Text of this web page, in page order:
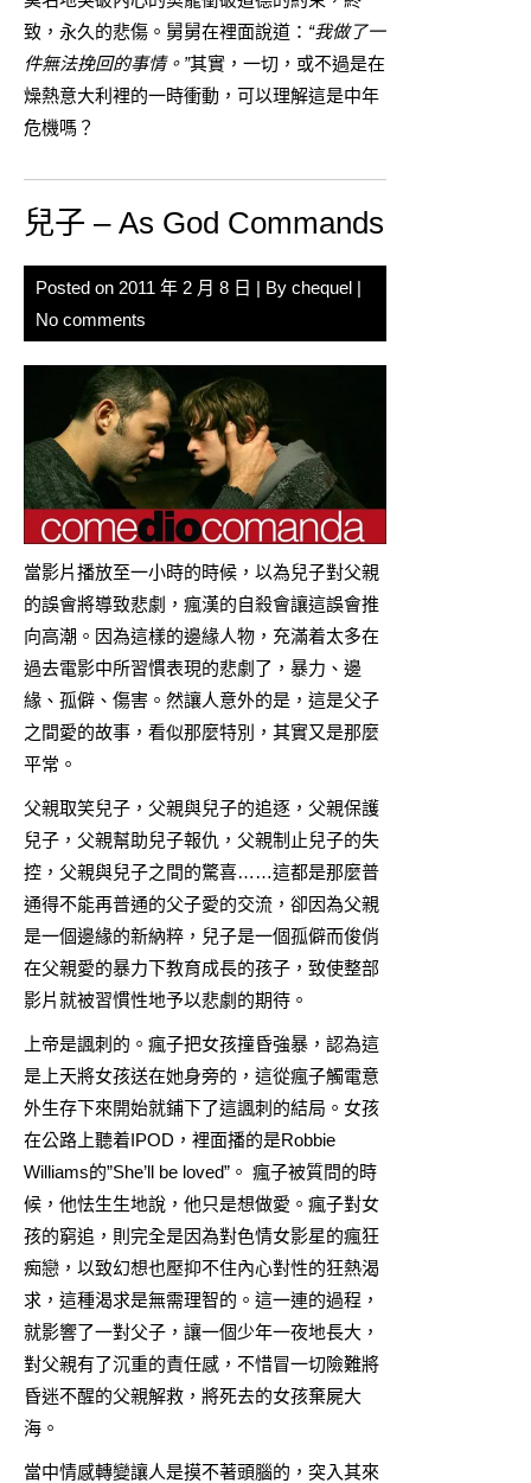
致，永久的悲傷。舅舅在裡面說道： “我做了一
件無法挽回的事情。”其實，一切，或不過是在
燥熱意大利裡的一時衝動，可以理解這是中年
危機嗎？
兒子 – As God Commands
Posted on 2011 年 2 月 8 日 | By chequel |
No comments
當影片播放至一小時的時候，以為兒子對父親
的誤會將導致悲劇，瘋漢的自殺會讓這誤會推
向高潮。因為這樣的邊緣人物，充滿着太多在
過去電影中所習慣表現的悲劇了，暴力、邊
緣、孤僻、傷害。然讓人意外的是，這是父子
之間愛的故事，看似那麼特別，其實又是那麼
平常。
父親取笑兒子，父親與兒子的追逐，父親保護
兒子，父親幫助兒子報仇，父親制止兒子的失
控，父親與兒子之間的驚喜……這都是那麼普
通得不能再普通的父子愛的交流，卻因為父親
是一個邊緣的新納粹，兒子是一個孤僻而俊俏
在父親愛的暴力下教育成長的孩子，致使整部
影片就被習慣性地予以悲劇的期待。
上帝是諷刺的。瘋子把女孩撞昏強暴，認為這
是上天將女孩送在她身旁的，這從瘋子觸電意
外生存下來開始就鋪下了這諷刺的結局。女孩
在公路上聽着IPOD，裡面播的是Robbie
Williams的”She’ll be loved”。 瘋子被質問的時
候，他怯生生地說，他只是想做愛。瘋子對女
孩的窮追，則完全是因為對色情女影星的瘋狂
痴戀，以致幻想也壓抑不住內心對性的狂熱渴
求，這種渴求是無需理智的。這一連的過程，
就影響了一對父子，讓一個少年一夜地長大，
對父親有了沉重的責任感，不惜冒一切險難將
昏迷不醒的父親解救，將死去的女孩棄屍大
海。
當中情感轉變讓人是摸不著頭腦的，突入其來